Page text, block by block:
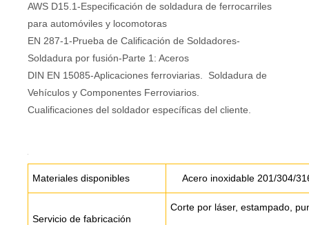
AWS D15.1-Especificación de soldadura de ferrocarriles
para automóviles y locomotoras
EN 287-1-Prueba de Calificación de Soldadores-
Soldadura por fusión-Parte 1: Aceros
DIN EN 15085-Aplicaciones ferroviarias. Soldadura de
Vehículos y Componentes Ferroviarios.
Cualificaciones del soldador específicas del cliente.
Materiales disponibles Acero inoxidable 201/304/
Servicio de fabricación
Corte por láser, estampado,